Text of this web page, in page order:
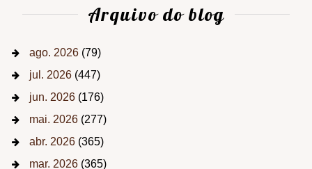
Arquivo do blog
ago. 2026 (79)
jul. 2026 (447)
jun. 2026 (176)
mai. 2026 (277)
abr. 2026 (365)
mar. 2026 (365)